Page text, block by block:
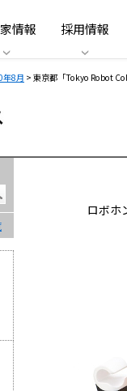
情報 採用情報
年8月 > 東京都「Tokyo Robot
ロボホ